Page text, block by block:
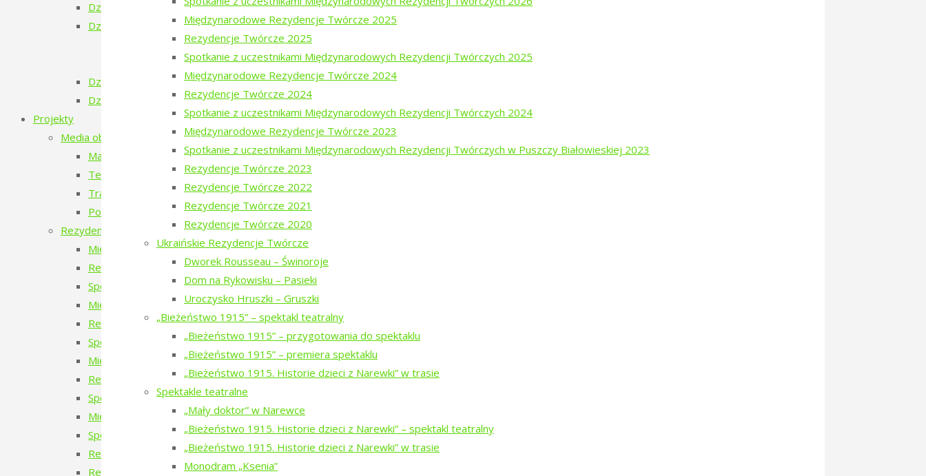
Międzynarodowe Rezydencje Twórcze 2025
Rezydencje Twórcze 2025
Spotkanie z uczestnikami Międzynarodowych Rezydencji Twórczych 2025
Międzynarodowe Rezydencje Twórcze 2024
Rezydencje Twórcze 2024
Spotkanie z uczestnikami Międzynarodowych Rezydencji Twórczych 2024
Międzynarodowe Rezydencje Twórcze 2023
Spotkanie z uczestnikami Międzynarodowych Rezydencji Twórczych w Puszczy Białowieskiej 2023
Rezydencje Twórcze 2023
Rezydencje Twórcze 2022
Rezydencje Twórcze 2021
Rezydencje Twórcze 2020
Ukraińskie Rezydencje Twórcze
Dworek Rousseau – Świnoroje
Dom na Rykowisku – Pasieki
Uroczysko Hruszki – Gruszki
„Bieżeństwo 1915” – spektakl teatralny
„Bieżeństwo 1915” – przygotowania do spektaklu
„Bieżeństwo 1915” – premiera spektaklu
„Bieżeństwo 1915. Historie dzieci z Narewki” w trasie
Spektakle teatralne
„Mały doktor” w Narewce
„Bieżeństwo 1915. Historie dzieci z Narewki” ⁠–⁠ spektakl teatralny
„Bieżeństwo 1915. Historie dzieci z Narewki” w trasie
Monodram „Ksenia”
Dzień Gruziński
Dzień Tatarski
Dzień Tatarski – spotkanie z Igorem Isajewem
Dzien Tatarski – spotkanie z Krzysztofem Mucharskim
Dzień Szwedzki
Dzień Rosyjski
Projekty
Media obywatelskie
Mapy miejsc, których już nie ma
Teatr Chodzony z Narewki
Transport publiczny – przyszłość czy wykluczenie?
Podlaskie ławeczki. To tu jest magia Podlasia.
Rezydencje twórcze
Międzynarodowe Rezydencje Twórcze 2026
Rezydencje Twórcze 2026
Spotkanie z uczestnikami Międzynarodowych Rezydencji Twórczych 2026
Międzynarodowe Rezydencje Twórcze 2025
Rezydencje Twórcze 2025
Spotkanie z uczestnikami Międzynarodowych Rezydencji Twórczych 2025
Międzynarodowe Rezydencje Twórcze 2024
Rezydencje Twórcze 2024
Spotkanie z uczestnikami Międzynarodowych Rezydencji Twórczych 2024
Międzynarodowe Rezydencje Twórcze 2023
Spotkanie z uczestnikami Międzynarodowych Rezydencji Twórczych w Puszczy Białowieskiej 2023
Rezydencje Twórcze 2023
Rezydencje Twórcze 2022